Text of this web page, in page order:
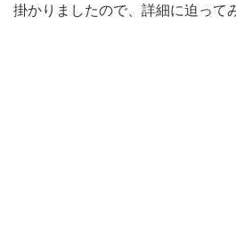
掛かりましたので、詳細に迫って